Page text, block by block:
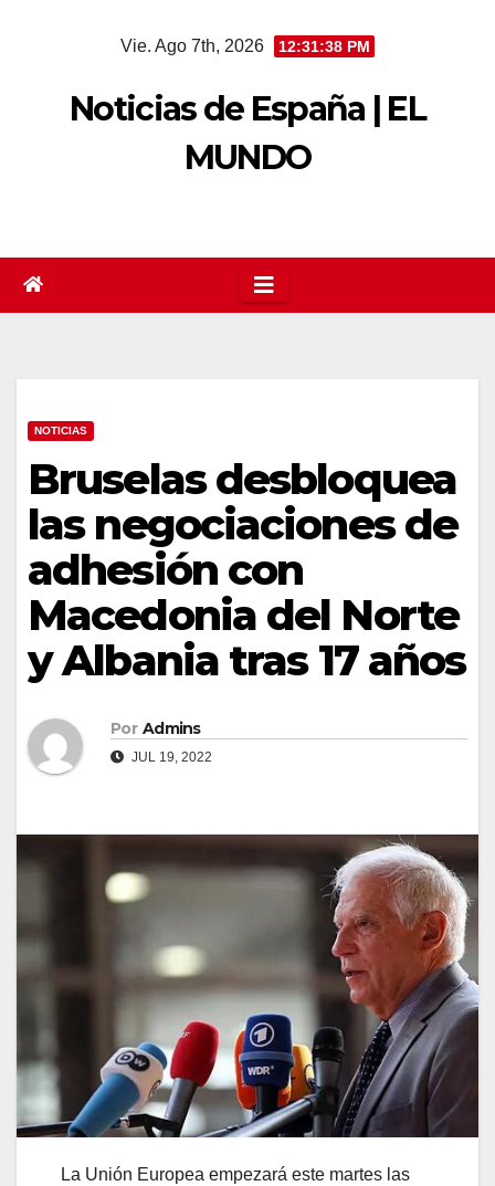
Vie. Ago 7th, 2026 12:31:39 PM
Noticias de España | EL
MUNDO
NOTICIAS
Bruselas desbloquea
las negociaciones de
adhesión con
Macedonia del Norte
y Albania tras 17 años
Por Admins
JUL 19, 2022
La Unión Europea empezará este martes las